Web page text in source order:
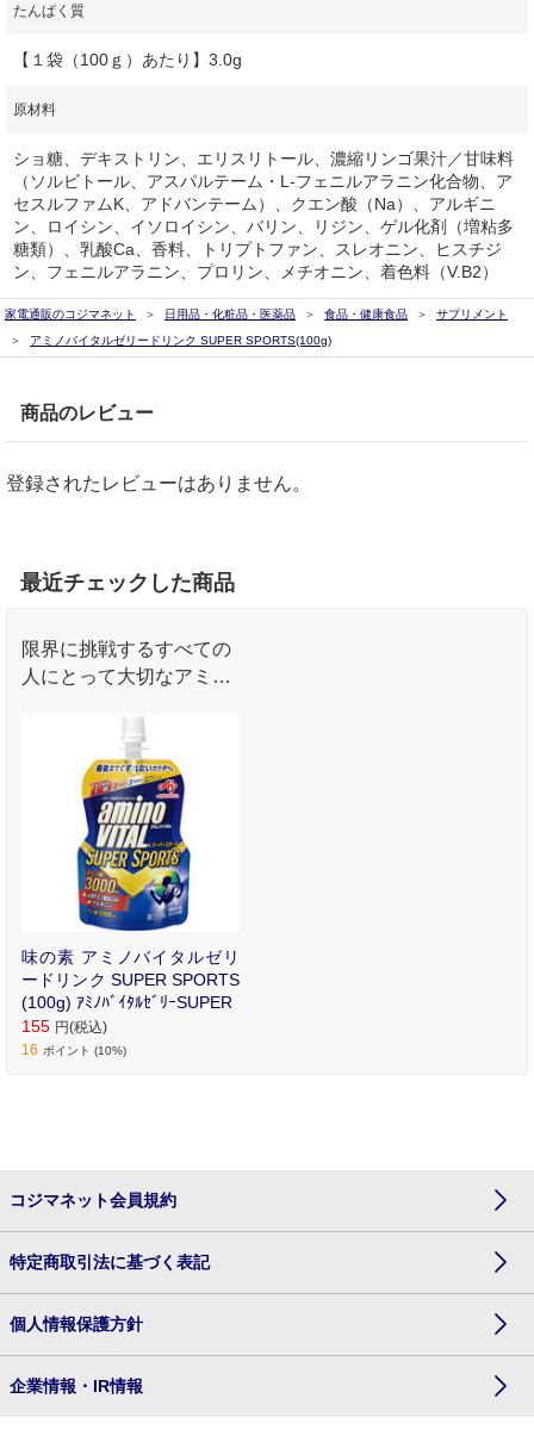
たんぱく質
【１袋（100ｇ）あたり】3.0g
原材料
ショ糖、デキストリン、エリスリトール、濃縮リンゴ果汁／甘味料
（ソルビトール、アスパルテーム・L-フェニルアラニン化合物、ア
セスルファムK、アドバンテーム）、クエン酸（Na）、アルギニ
ン、ロイシン、イソロイシン、バリン、リジン、ゲル化剤（増粘多
糖類）、乳酸Ca、香料、トリプトファン、スレオニン、ヒスチジ
ン、フェニルアラニン、プロリン、メチオニン、着色料（V.B2）
家電通販のコジマネット 日用品・化粧品・医薬品 食品・健康食品
サプリメント
アミノバイタルゼリードリンク SUPER SPORTS(100g)
商品のレビュー
登録されたレビューはありません。
最近チェックした商品
限界に挑戦するすべての
人にとって大切なアミノ
1，200mgを配合した飲
みやすいゼリードリンク
味の素 アミノバイタルゼリ
ードリンク SUPER SPORTS
(100g) ｱﾐﾉﾊﾞｲﾀﾙｾﾞﾘｰSUPER
155 円(税込)
16 ポイント (10%)
コジマネット会員規約
特定商取引法に基づく表記
個人情報保護方針
企業情報・IR情報